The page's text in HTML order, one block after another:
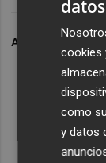
ARCHIVADO EN
datos
cookies
como
y datos